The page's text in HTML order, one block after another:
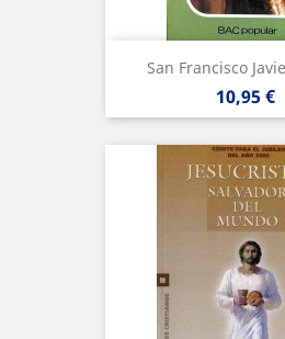
San Francisco
Precio
10,95 €